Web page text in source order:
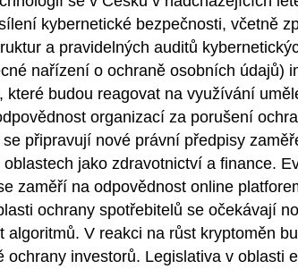
kybernetické bezpečnosti, včetně
a pravidelných auditů
nařízení o ochraně osobních údajů)
které budou reagovat na využívání
organizací za porušení
připravují nové právní předpisy
jako zdravotnictví a finance.
zaměří na odpovědnost online
ochrany spotřebitelů se očekávají
algoritmů. V reakci na růst kryptoměn
ochrany investorů. Legislativa v oblasti